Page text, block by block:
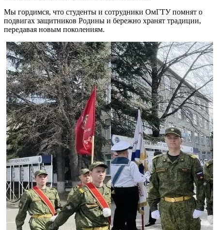
Мы гордимся, что студенты и сотрудники ОмГТУ помнят о
подвигах защитников Родины и бережно хранят традиции,
передавая новым поколениям.